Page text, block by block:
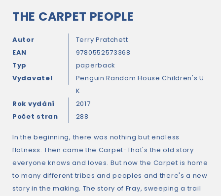
THE CARPET PEOPLE
Autor
Terry Pratchett
EAN
9780552573368
Typ
paperback
Vydavatel
Penguin Random House Children's U
K
Rok vydání
2017
Počet stran
288
In the beginning, there was nothing but endless
flatness. Then came the Carpet-That's the old story
everyone knows and loves. But now the Carpet is home
to many different tribes and peoples and there's a new
story in the making. The story of Fray, sweeping a trail